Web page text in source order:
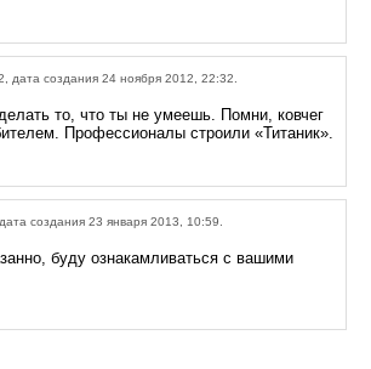
дата создания 24 ноября 2012, 22:32.
то, что ты не умеешь. Помни, ковчег
Профессионалы строили «Титаник».
создания 23 января 2013, 10:59.
буду ознакамливаться с вашими